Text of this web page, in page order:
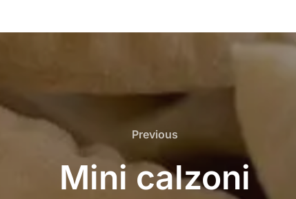
Previous
Previous
Mini calzoni